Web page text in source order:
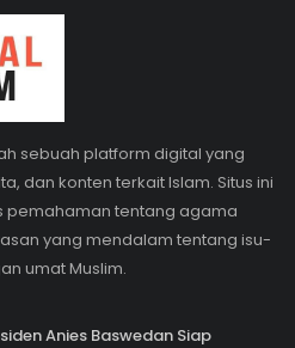
sebuah platform digital yang
dan konten terkait Islam. Situs ini
pemahaman tentang agama
yang mendalam tentang isu-
umat Muslim.
Anies Baswedan Siap